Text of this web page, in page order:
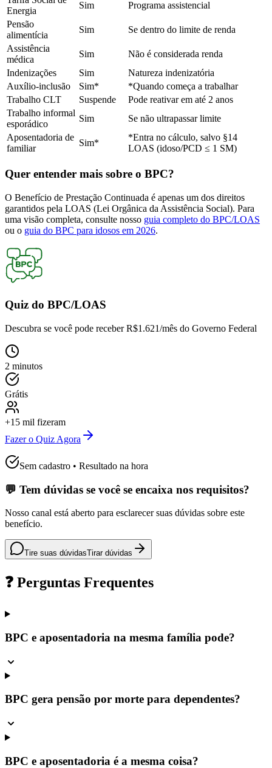
Energia
Sim
Programa assistencial
Pensão
alimentícia
Sim
Se dentro do limite de renda
Assistência
médica
Sim
Não é considerada renda
Indenizações
Sim
Natureza indenizatória
Auxílio-inclusão
Sim*
*Quando começa a trabalhar
Trabalho CLT
Suspende
Pode reativar em até 2 anos
Trabalho informal
esporádico
Sim
Se não ultrapassar limite
Aposentadoria de
familiar
Sim*
*Entra no cálculo, salvo §14
LOAS (idoso/PCD ≤ 1 SM)
Quer entender mais sobre o BPC?
O Benefício de Prestação Continuada é apenas um dos direitos
garantidos pela LOAS (Lei Orgânica da Assistência Social). Para
uma visão completa, consulte nosso guia completo do BPC/LOAS
ou o guia do BPC para idosos em 2026.
Quiz do BPC/LOAS
Descubra se você pode receber R$1.621/mês do Governo Federal
2 minutos
Grátis
+15 mil fizeram
Fazer o Quiz Agora
Sem cadastro • Resultado na hora
💬 Tem dúvidas se você se encaixa nos requisitos?
Nosso canal está aberto para esclarecer suas dúvidas sobre este
benefício.
Tire suas dúvidasTirar dúvidas
❓ Perguntas Frequentes
BPC e aposentadoria na mesma família pode?
BPC gera pensão por morte para dependentes?
BPC e aposentadoria é a mesma coisa?